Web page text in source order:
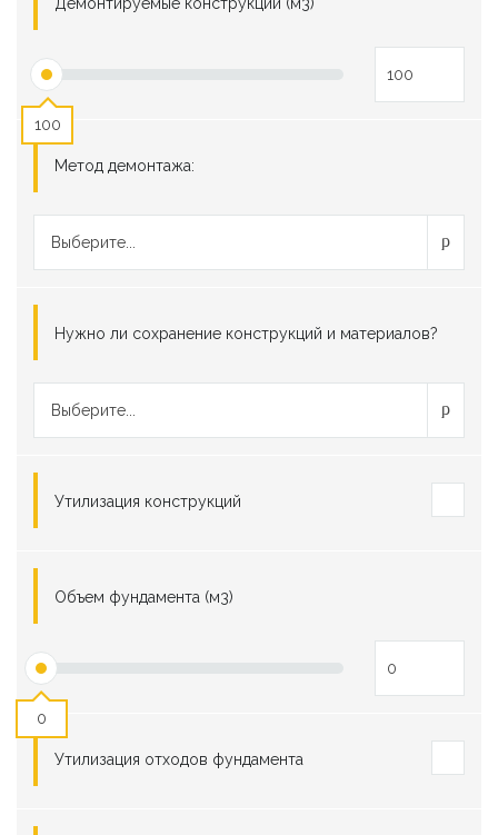
100
Метод демонтажа:
Выберите...
Нужно ли сохранение конструкций и материалов?
Выберите...
Утилизация конструкций
Объем фундамента (м3)
0
Утилизация отходов фундамента